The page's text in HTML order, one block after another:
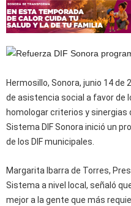
Hermosillo, Sonora, junio 14
de asistencia social a favor de
homologar criterios y sinergias
Sistema DIF Sonora inició un
de los DIF municipales.
Margarita Ibarra de Torres,
Sistema a nivel local, señaló
mejor a la gente que más